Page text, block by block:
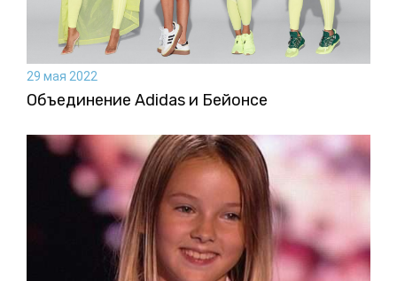
29 мая 2022
Объединение Adidas и Бейонсе